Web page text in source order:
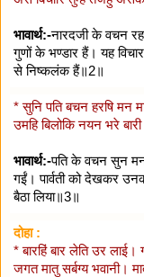
भावार्थ:-नारदजी के वचन
गुणों के भण्डार हैं। यह
से निष्कलंक हैं॥2॥
* सुनि पति बचन हरषि मन
उमहि बिलोकि नयन भरे
भावार्थ:-पति के वचन सुन मन
गईं। पार्वती को देखकर
बैठा लिया॥3॥
दोहा :
* बारहिं बार लेति उर
जगत मातु सर्बग्य भवानी।